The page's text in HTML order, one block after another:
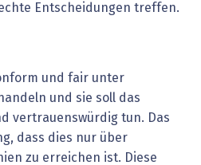
Entscheidungen treffen.
und fair unter
und sie soll das
vertrauenswürdig tun. Das
dass dies nur über
zu erreichen ist. Diese